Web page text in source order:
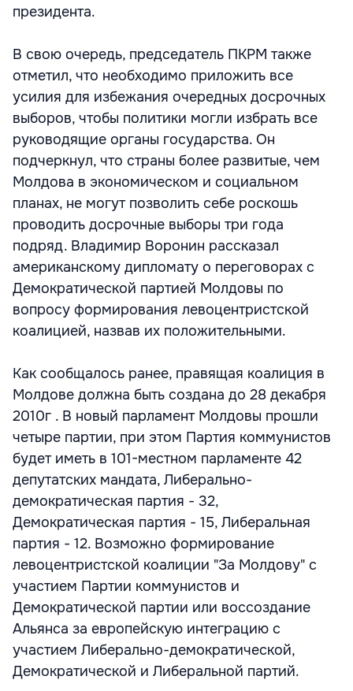
президента.
В свою очередь, председатель ПКРМ также
отметил, что необходимо приложить все
усилия для избежания очередных досрочных
выборов, чтобы политики могли избрать все
руководящие органы государства. Он
подчеркнул, что страны более развитые, чем
Молдова в экономическом и социальном
планах, не могут позволить себе роскошь
проводить досрочные выборы три года
подряд. Владимир Воронин рассказал
американскому дипломату о переговорах с
Демократической партией Молдовы по
вопросу формирования левоцентристской
коалицией, назвав их положительными.
Как сообщалось ранее, правящая коалиция в
Молдове должна быть создана до 28 декабря
2010г . В новый парламент Молдовы прошли
четыре партии, при этом Партия коммунистов
будет иметь в 101-местном парламенте 42
депутатских мандата, Либерально-
демократическая партия - 32,
Демократическая партия - 15, Либеральная
партия - 12. Возможно формирование
левоцентристской коалиции "За Молдову" с
участием Партии коммунистов и
Демократической партии или воссоздание
Альянса за европейскую интеграцию с
участием Либерально-демократической,
Демократической и Либеральной партий.